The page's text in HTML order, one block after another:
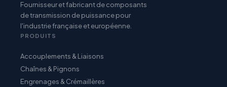
Fournisseur et fabricant de composants
de transmission de puissance pour
l'industrie française et européenne.
PRODUITS
Accouplements & Liaisons
Chaînes & Pignons
Engrenages & Crémaillères